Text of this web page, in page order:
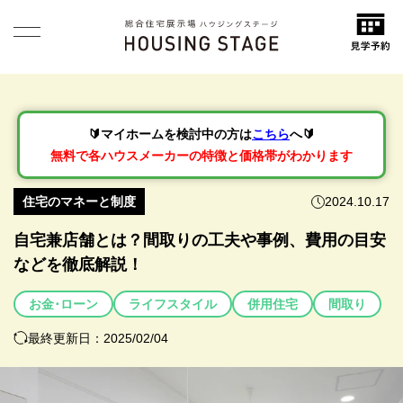
🔰マイホームを検討中の方はこちらへ🔰
無料で各ハウスメーカーの特徴と価格帯がわかります
住宅のマネーと制度 2024.10.17
自宅兼店舗とは？間取りの工夫や事例、費用の目安
などを徹底解説！
お金･ローン ライフスタイル 併用住宅 間取り
最終更新日：2025/02/04